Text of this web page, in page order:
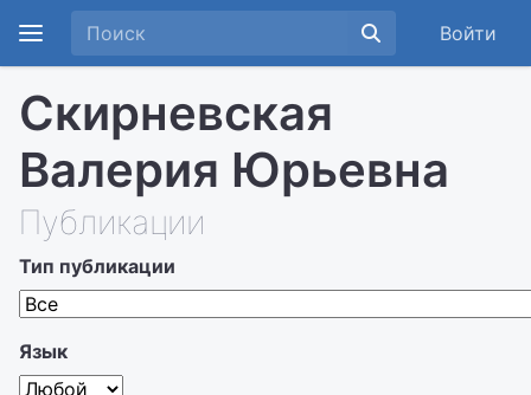
Войти
Скирневская
Валерия Юрьевна
Публикации
Тип публикации
Язык